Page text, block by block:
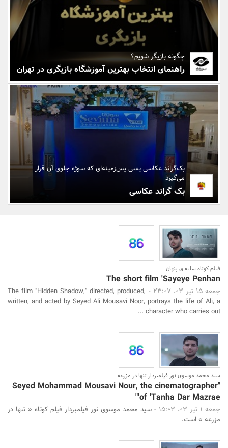
بانک، بیمه و سرمایه
چگونه بازیگر شویم؟
راهنمای انتخاب بهترین آموزشگاه بازیگری در تهران
بک‌گراند عکاسی یعنی پس‌زمینه‌ای که سوژه جلوی آن قرار
می‌گیرد
بک گراند عکاسی
فیلم کوتاه سایه ی پنهان
The short film 'Sayeye Penhan
جمعه 15 تیر 03، 23:07 -
The film "Hidden Shadow," directed, produced,
written, and acted by Seyed Ali Mousavi Noor, portrays the life of Ali, a
character who carries out ...
سید محمد موسوی نور فیلمبردار تنها در مزرعه
"Seyed Mohammad Mousavi Nour, the cinematographer
of 'Tanha Dar Mazrae'"
جمعه 1 تیر 03، 15:03 -
سید محمد موسوی نور فیلمبردار فیلم کوتاه « تنها در
مزرعه » است.